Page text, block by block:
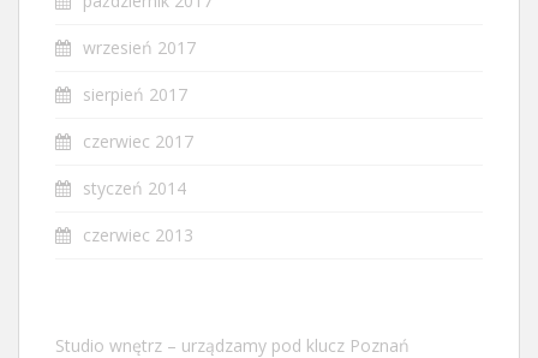
wrzesień 2017
sierpień 2017
czerwiec 2017
styczeń 2014
czerwiec 2013
Studio wnętrz – urządzamy pod klucz Poznań